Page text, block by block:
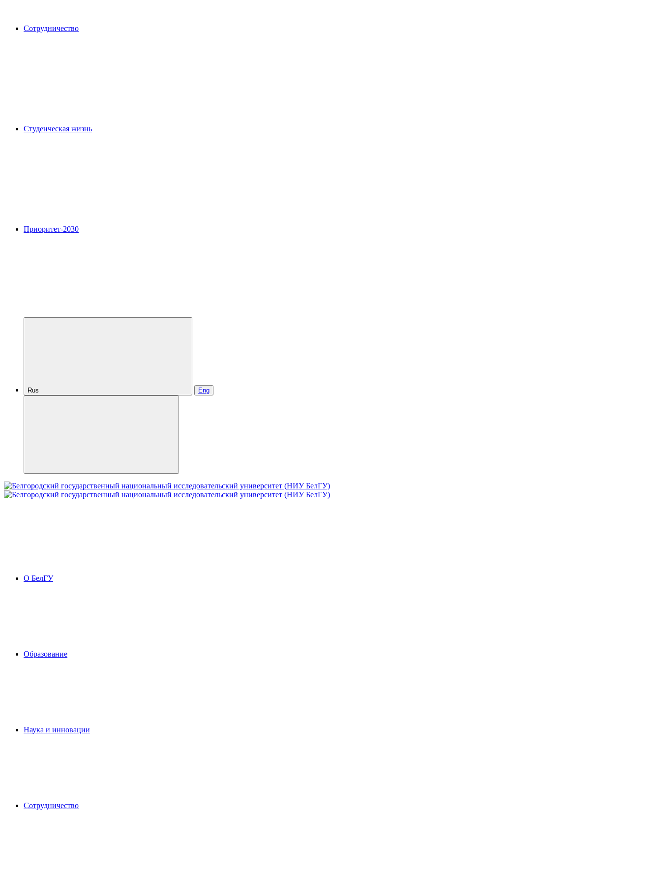
Сотрудничество
Студенческая жизнь
Приоритет-2030
Rus Eng
О БелГУ
Образование
Наука и инновации
Сотрудничество